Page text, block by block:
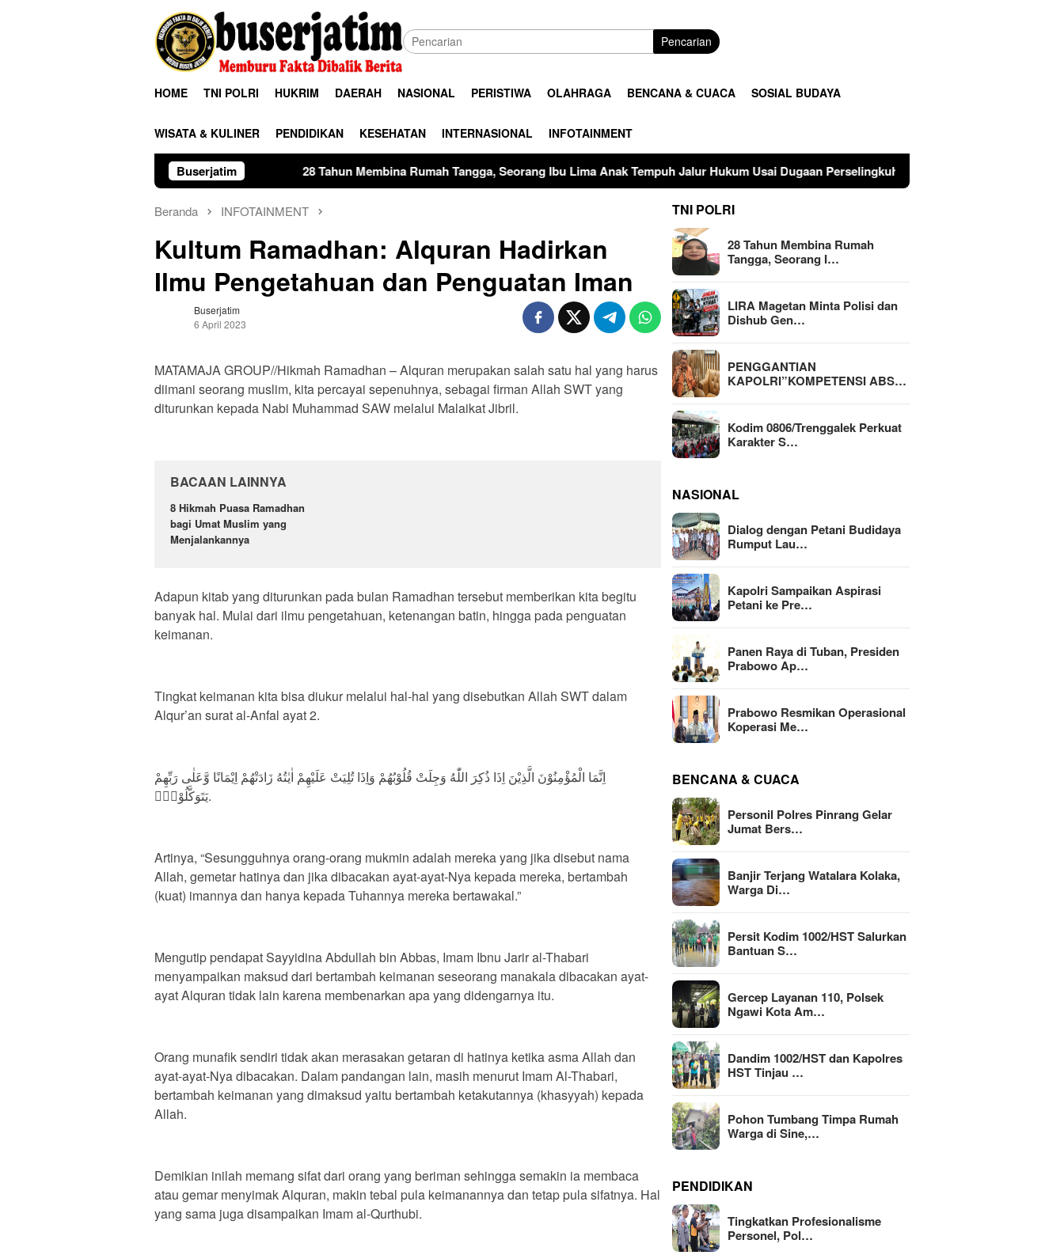
Pencarian
HOME TNI POLRI HUKRIM DAERAH NASIONAL PERISTIWA OLAHRAGA BENCANA & CUACA SOSIAL BUDAYA
WISATA & KULINER PENDIDIKAN KESEHATAN INTERNASIONAL INFOTAINMENT
Buserjatim
28 Tahun Membina Rumah Tangga, Seorang Ibu Lima Anak Tempuh Jalur Hukum Usai Dugaan Perselingkuhan Suami di Sulawesi Tengah
Beranda INFOTAINMENT
Kultum Ramadhan: Alquran Hadirkan
Ilmu Pengetahuan dan Penguatan Iman
Buserjatim
6 April 2023
MATAMAJA GROUP//Hikmah Ramadhan – Alquran merupakan salah satu hal yang harus
diimani seorang muslim, kita percayai sepenuhnya, sebagai firman Allah SWT yang
diturunkan kepada Nabi Muhammad SAW melalui Malaikat Jibril.
BACAAN LAINNYA
8 Hikmah Puasa Ramadhan
bagi Umat Muslim yang
Menjalankannya
Adapun kitab yang diturunkan pada bulan Ramadhan tersebut memberikan kita begitu
banyak hal. Mulai dari ilmu pengetahuan, ketenangan batin, hingga pada penguatan
keimanan.
Tingkat keimanan kita bisa diukur melalui hal-hal yang disebutkan Allah SWT dalam
Alqur’an surat al-Anfal ayat 2.
اِنَّمَا الْمُؤْمِنُوْنَ الَّذِيْنَ اِذَا ذُكِرَ اللّٰهُ وَجِلَتْ قُلُوْبُهُمْ وَاِذَا تُلِيَتْ عَلَيْهِمْ اٰيٰتُهُ زَادَتْهُمْ اِيْمَانًا وَّعَلٰى رَبِّهِمْ
يَتَوَكَّلُوْنَۙ.
Artinya, “Sesungguhnya orang-orang mukmin adalah mereka yang jika disebut nama
Allah, gemetar hatinya dan jika dibacakan ayat-ayat-Nya kepada mereka, bertambah
(kuat) imannya dan hanya kepada Tuhannya mereka bertawakal.”
Mengutip pendapat Sayyidina Abdullah bin Abbas, Imam Ibnu Jarir al-Thabari
menyampaikan maksud dari bertambah keimanan seseorang manakala dibacakan ayat-
ayat Alquran tidak lain karena membenarkan apa yang didengarnya itu.
Orang munafik sendiri tidak akan merasakan getaran di hatinya ketika asma Allah dan
ayat-ayat-Nya dibacakan. Dalam pandangan lain, masih menurut Imam Al-Thabari,
bertambah keimanan yang dimaksud yaitu bertambah ketakutannya (khasyyah) kepada
Allah.
Demikian inilah memang sifat dari orang yang beriman sehingga semakin ia membaca
atau gemar menyimak Alquran, makin tebal pula keimanannya dan tetap pula sifatnya. Hal
yang sama juga disampaikan Imam al-Qurthubi.
TNI POLRI
28 Tahun Membina Rumah
Tangga, Seorang I…
LIRA Magetan Minta Polisi dan
Dishub Gen…
PENGGANTIAN
KAPOLRI”KOMPETENSI ABS…
Kodim 0806/Trenggalek Perkuat
Karakter S…
NASIONAL
Dialog dengan Petani Budidaya
Rumput Lau…
Kapolri Sampaikan Aspirasi
Petani ke Pre…
Panen Raya di Tuban, Presiden
Prabowo Ap…
Prabowo Resmikan Operasional
Koperasi Me…
BENCANA & CUACA
Personil Polres Pinrang Gelar
Jumat Bers…
Banjir Terjang Watalara Kolaka,
Warga Di…
Persit Kodim 1002/HST Salurkan
Bantuan S…
Gercep Layanan 110, Polsek
Ngawi Kota Am…
Dandim 1002/HST dan Kapolres
HST Tinjau …
Pohon Tumbang Timpa Rumah
Warga di Sine,…
PENDIDIKAN
Tingkatkan Profesionalisme
Personel, Pol…